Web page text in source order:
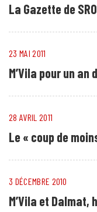
La Gazette de
23 MAI 2011
M’Vila pour un an
28 AVRIL 2011
Le « coup de
3 DÉCEMBRE 2010
M’Vila et